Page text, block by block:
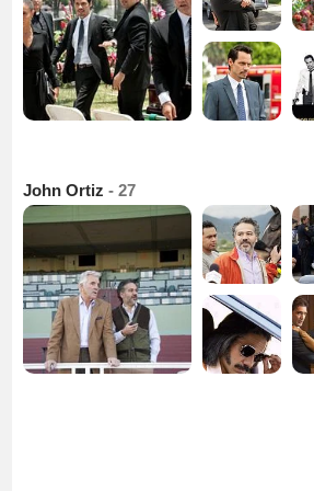
John Ortiz - 27